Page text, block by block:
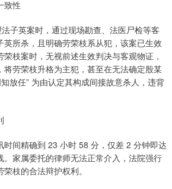
致性
子英案时，通过现场勘查、法医尸检等客
所杀，且明确劳荣枝系从犯，该案已生效
枝案时，无视前述生效判决与客观物证，
将劳荣枝升格为主犯，甚至在无法确定殷某
放任” 为由认定其构成间接故意杀人，违背
时间精确到 23 小时 58 分，仅差 2 分钟即达
。家属委托的律师无法正常介入，法院强行
枝的合法辩护权利。